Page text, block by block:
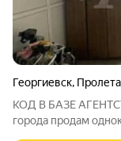
Георгиевск,
КОД В БАЗЕ
города продам